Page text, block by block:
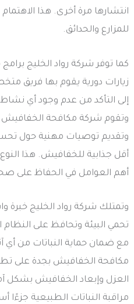
انتشارها مرة أخرى. هذا
للمزارع والحدائق.
كما توفر شركة رواد الخليج
زيارات دورية يقوم بها فريق
إلى التأكد من عدم وجود أي
وتقوم شركة مكافحة الخفافيش
وتقديم توصيات مهنية حول
أقل جذابية للخفافيش. هذا
أهم العوامل في الحفاظ على
وتمتلك شركة رواد الخليج خبرة
تحمي البيئة وتحافظ على النظام
مع ضمان حماية النباتات من أي
مكافحة الخفافيش بجدة على
العزل وإبعاد الخفافيش
مراقبة النباتات الطبيعية جزءًا